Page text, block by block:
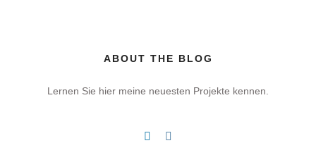
ABOUT THE BLOG
Lernen Sie hier meine neuesten Projekte kennen.